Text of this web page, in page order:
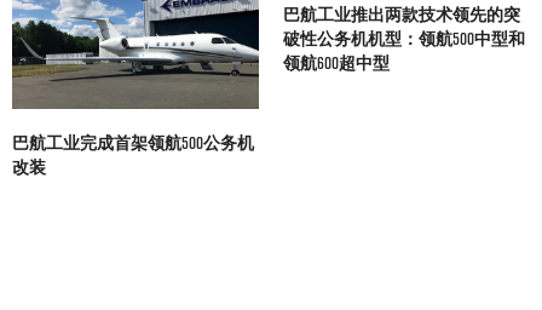
巴航工业完成首架领航500公务机
改装
巴航工业推出两款技术领先的突
破性公务机机型：领航500中型和
领航600超中型